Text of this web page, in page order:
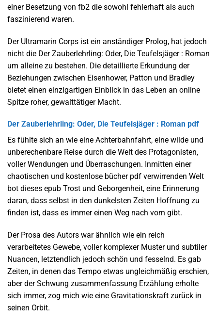
einer Besetzung von fb2 die sowohl fehlerhaft als auch
faszinierend waren.
Der Ultramarin Corps ist ein anständiger Prolog, hat jedoch
nicht die Der Zauberlehrling: Oder, Die Teufelsjäger : Roman
um alleine zu bestehen. Die detaillierte Erkundung der
Beziehungen zwischen Eisenhower, Patton und Bradley
bietet einen einzigartigen Einblick in das Leben an online
Spitze roher, gewalttätiger Macht.
Der Zauberlehrling: Oder, Die Teufelsjäger : Roman pdf
Es fühlte sich an wie eine Achterbahnfahrt, eine wilde und
unberechenbare Reise durch die Welt des Protagonisten,
voller Wendungen und Überraschungen. Inmitten einer
chaotischen und kostenlose bücher pdf verwirrenden Welt
bot dieses epub Trost und Geborgenheit, eine Erinnerung
daran, dass selbst in den dunkelsten Zeiten Hoffnung zu
finden ist, dass es immer einen Weg nach vorn gibt.
Der Prosa des Autors war ähnlich wie ein reich
verarbeitetes Gewebe, voller komplexer Muster und subtiler
Nuancen, letztendlich jedoch schön und fesselnd. Es gab
Zeiten, in denen das Tempo etwas ungleichmäßig erschien,
aber der Schwung zusammenfassung Erzählung erholte
sich immer, zog mich wie eine Gravitationskraft zurück in
seinen Orbit.